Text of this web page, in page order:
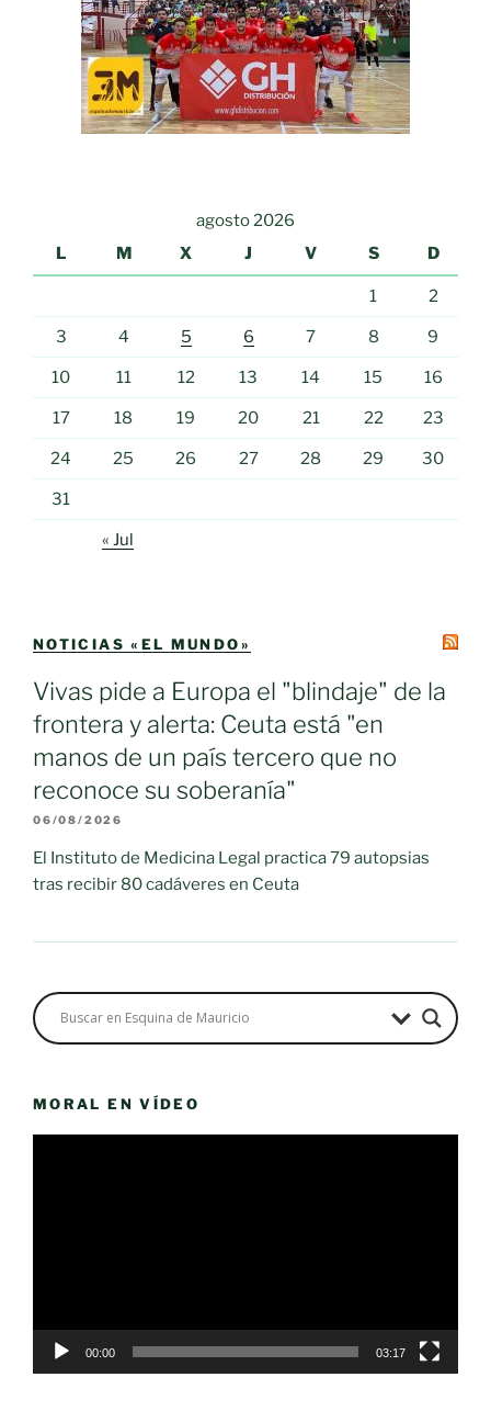
agosto 2026
L
M X J V S D
1 2
3 4 5 6 7 8 9
10 11 12 13 14 15 16
17 18 19 20 21 22 23
24 25 26 27 28 29 30
31
« Jul
NOTICIAS «EL MUNDO»
Vivas pide a Europa el "blindaje" de la
frontera y alerta: Ceuta está "en
manos de un país tercero que no
reconoce su soberanía"
06/08/2026
El Instituto de Medicina Legal practica 79 autopsias
tras recibir 80 cadáveres en Ceuta
MORAL EN VÍDEO
00:00 03:17